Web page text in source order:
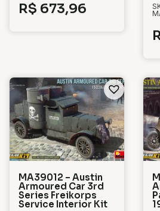
R$ 673,96
MA39012 – Austin
Armoured Car 3rd
Series Freikorps
Service Interior Kit